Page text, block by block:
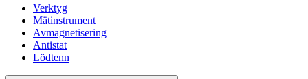
Verktyg
Mätinstrument
Avmagnetisering
Antistat
Lödtenn